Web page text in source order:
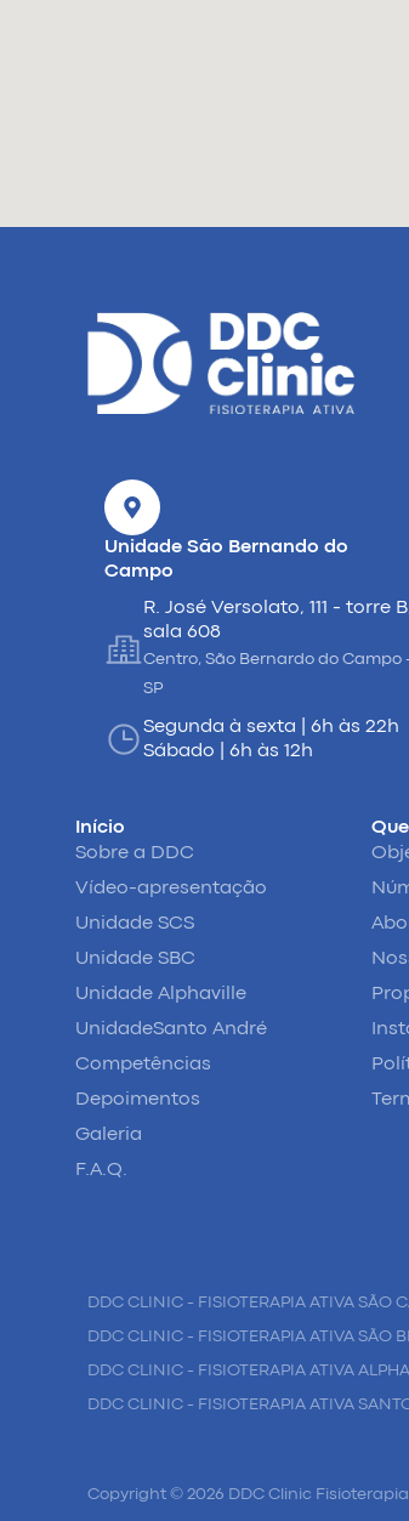
Unidade São Bernando do
Campo
R. José Versolato, 111 - torre
sala 608
Centro, São Bernardo do Campo
SP
Segunda à sexta | 6h às 22h
Sábado | 6h às 12h
Início
Sobre a DDC
Vídeo-apresentação
Unidade SCS
Unidade SBC
Unidade Alphaville
UnidadeSanto André
Competências
Depoimentos
Galeria
F.A.Q.
DDC CLINIC - FISIOTERAPIA ATIVA SÃO
DDC CLINIC - FISIOTERAPIA ATIVA SÃO
DDC CLINIC - FISIOTERAPIA ATIVA
DDC CLINIC - FISIOTERAPIA ATIVA
Copyright © 2026 DDC Clinic